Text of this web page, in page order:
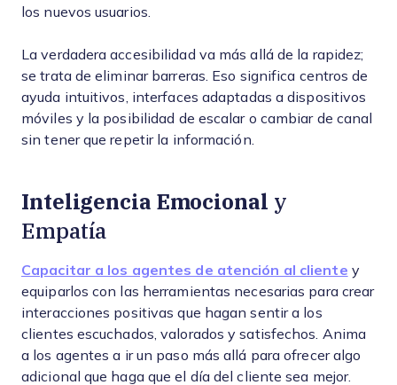
los nuevos usuarios.
La verdadera accesibilidad va más allá de la rapidez;
se trata de eliminar barreras. Eso significa centros de
ayuda intuitivos, interfaces adaptadas a dispositivos
móviles y la posibilidad de escalar o cambiar de canal
sin tener que repetir la información.
Inteligencia Emocional y
Empatía
Capacitar a los agentes de atención al cliente y
equiparlos con las herramientas necesarias para crear
interacciones positivas que hagan sentir a los
clientes escuchados, valorados y satisfechos. Anima
a los agentes a ir un paso más allá para ofrecer algo
adicional que haga que el día del cliente sea mejor.